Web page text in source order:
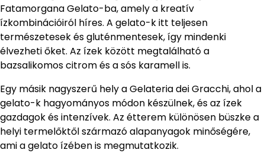
Fatamorgana Gelato-ba, amely a kreatív
ízkombinációiról híres. A gelato-k itt teljesen
természetesek és gluténmentesek, így mindenki
élvezheti őket. Az ízek között megtalálható a
bazsalikomos citrom és a sós karamell is.
Egy másik nagyszerű hely a Gelateria dei Gracchi, ahol a
gelato-k hagyományos módon készülnek, és az ízek
gazdagok és intenzívek. Az étterem különösen büszke a
helyi termelőktől származó alapanyagok minőségére,
ami a gelato ízében is megmutatkozik.